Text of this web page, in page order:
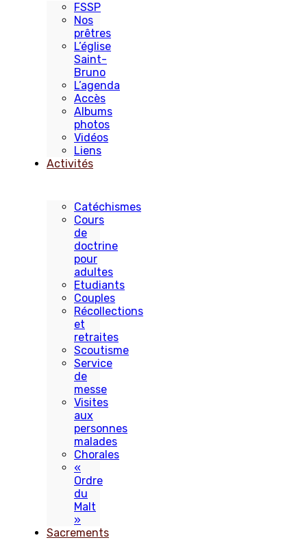
FSSP
Nos
prêtres
L’église
Saint-
Bruno
L’agenda
Accès
Albums
photos
Vidéos
Liens
Activités
Catéchismes
Cours
de
doctrine
pour
adultes
Etudiants
Couples
Récollections
et
retraites
Scoutisme
Service
de
messe
Visites
aux
personnes
malades
Chorales
«
Ordre
du
Malt
»
Sacrements